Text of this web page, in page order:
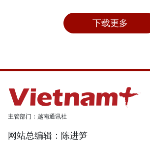
下载更多
主管部门：越南通讯社
网站总编辑：陈进笋